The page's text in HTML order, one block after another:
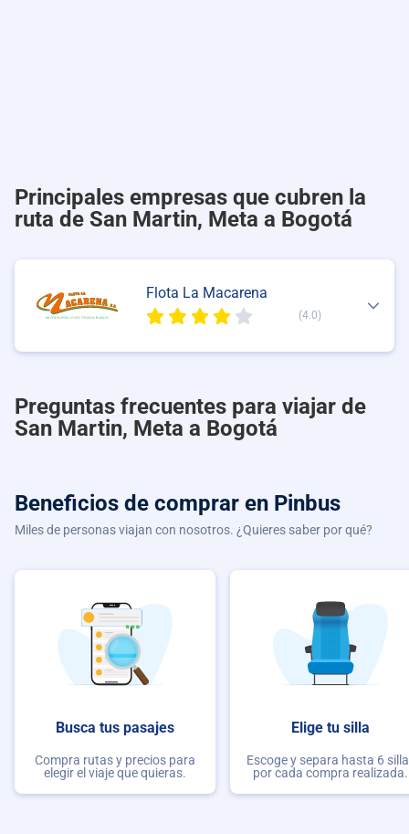
Principales empresas que cubren la
ruta de San Martin, Meta a Bogotá
Flota La Macarena
(4.0)
Preguntas frecuentes para viajar de
San Martin, Meta a Bogotá
Beneficios de comprar en Pinbus
Miles de personas viajan con nosotros. ¿Quieres saber por qué?
Busca tus pasajes
Compra rutas y precios para
elegir el viaje que quieras.
Elige tu silla
Escoge y separa hasta 6
por cada compra realizada.